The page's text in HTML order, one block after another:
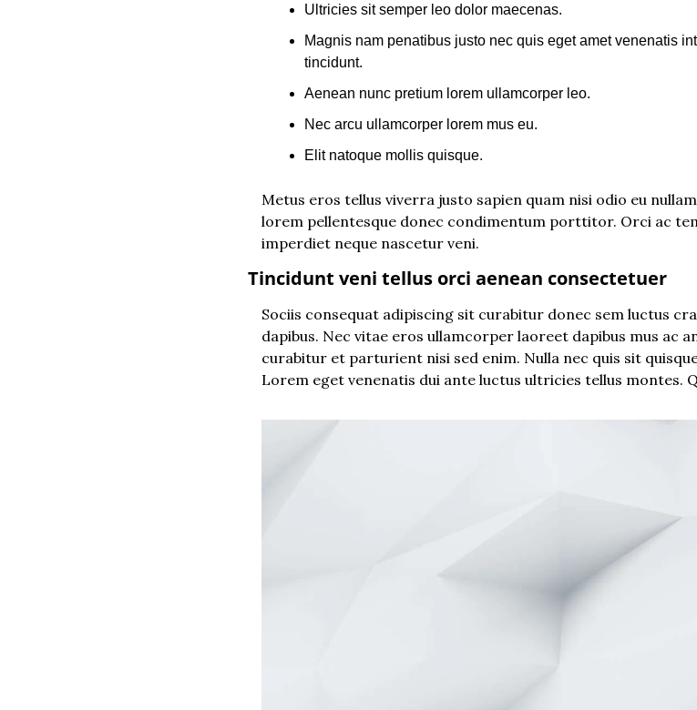
Ultricies sit semper leo dolor maecenas.
Magnis nam penatibus justo nec quis eget amet venenatis
tincidunt.
Aenean nunc pretium lorem ullamcorper leo.
Nec arcu ullamcorper lorem mus eu.
Elit natoque mollis quisque.
Metus eros tellus viverra justo sapien quam nisi odio eu
lorem pellentesque donec condimentum porttitor. Orci ac
imperdiet neque nascetur veni.
Tincidunt veni tellus orci aenean consectetuer
Sociis consequat adipiscing sit curabitur donec sem luctus
dapibus. Nec vitae eros ullamcorper laoreet dapibus mus ac
curabitur et parturient nisi sed enim. Nulla nec quis sit
Lorem eget venenatis dui ante luctus ultricies tellus montes.